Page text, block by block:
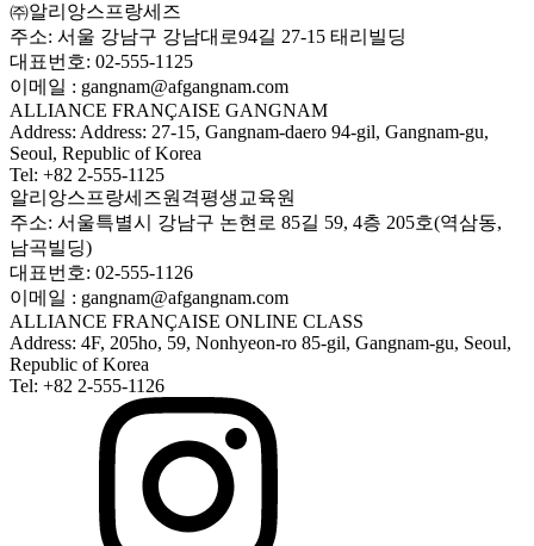
㈜알리앙스프랑세즈
주소: 서울 강남구 강남대로94길 27-15 태리빌딩
대표번호: 02-555-1125
이메일 : gangnam@afgangnam.com
ALLIANCE FRANÇAISE GANGNAM
Address: Address: 27-15, Gangnam-daero 94-gil, Gangnam-gu,
Seoul, Republic of Korea
Tel: +82 2-555-1125
알리앙스프랑세즈원격평생교육원
주소: 서울특별시 강남구 논현로 85길 59, 4층 205호(역삼동,
남곡빌딩)
대표번호: 02-555-1126
이메일 : gangnam@afgangnam.com
ALLIANCE FRANÇAISE ONLINE CLASS
Address: 4F, 205ho, 59, Nonhyeon-ro 85-gil, Gangnam-gu, Seoul,
Republic of Korea
Tel: +82 2-555-1126